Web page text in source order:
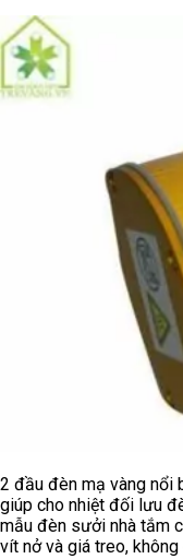
2 đầu đèn mạ vàng nổi
giúp cho nhiệt đối lưu
mẫu đèn sưởi nhà tắm
vít nở và giá treo,